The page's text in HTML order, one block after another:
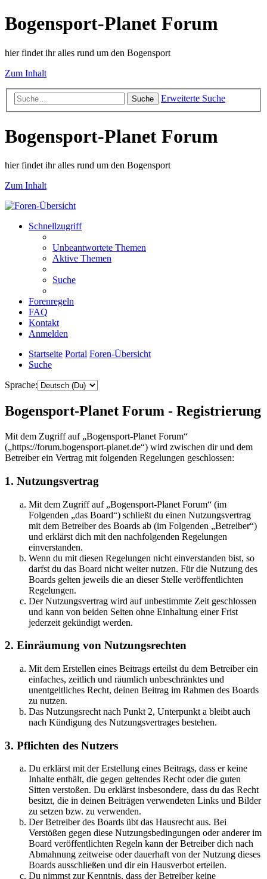
Bogensport-Planet Forum
hier findet ihr alles rund um den Bogensport
Zum Inhalt
Suche Erweiterte Suche
Bogensport-Planet Forum
hier findet ihr alles rund um den Bogensport
Zum Inhalt
Schnellzugriff
Unbeantwortete Themen
Aktive Themen
Suche
Forenregeln
FAQ
Kontakt
Anmelden
Startseite Portal Foren-Übersicht
Suche
Sprache:
Bogensport-Planet Forum - Registrierung
Mit dem Zugriff auf „Bogensport-Planet Forum“
(„https://forum.bogensport-planet.de“) wird zwischen dir und dem
Betreiber ein Vertrag mit folgenden Regelungen geschlossen:
1. Nutzungsvertrag
Mit dem Zugriff auf „Bogensport-Planet Forum“ (im
Folgenden „das Board“) schließt du einen Nutzungsvertrag
mit dem Betreiber des Boards ab (im Folgenden „Betreiber“)
und erklärst dich mit den nachfolgenden Regelungen
einverstanden.
Wenn du mit diesen Regelungen nicht einverstanden bist, so
darfst du das Board nicht weiter nutzen. Für die Nutzung des
Boards gelten jeweils die an dieser Stelle veröffentlichten
Regelungen.
Der Nutzungsvertrag wird auf unbestimmte Zeit geschlossen
und kann von beiden Seiten ohne Einhaltung einer Frist
jederzeit gekündigt werden.
2. Einräumung von Nutzungsrechten
Mit dem Erstellen eines Beitrags erteilst du dem Betreiber ein
einfaches, zeitlich und räumlich unbeschränktes und
unentgeltliches Recht, deinen Beitrag im Rahmen des Boards
zu nutzen.
Das Nutzungsrecht nach Punkt 2, Unterpunkt a bleibt auch
nach Kündigung des Nutzungsvertrages bestehen.
3. Pflichten des Nutzers
Du erklärst mit der Erstellung eines Beitrags, dass er keine
Inhalte enthält, die gegen geltendes Recht oder die guten
Sitten verstoßen. Du erklärst insbesondere, dass du das Recht
besitzt, die in deinen Beiträgen verwendeten Links und Bilder
zu setzen bzw. zu verwenden.
Der Betreiber des Boards übt das Hausrecht aus. Bei
Verstößen gegen diese Nutzungsbedingungen oder anderer im
Board veröffentlichten Regeln kann der Betreiber dich nach
Abmahnung zeitweise oder dauerhaft von der Nutzung dieses
Boards ausschließen und dir ein Hausverbot erteilen.
Du nimmst zur Kenntnis, dass der Betreiber keine